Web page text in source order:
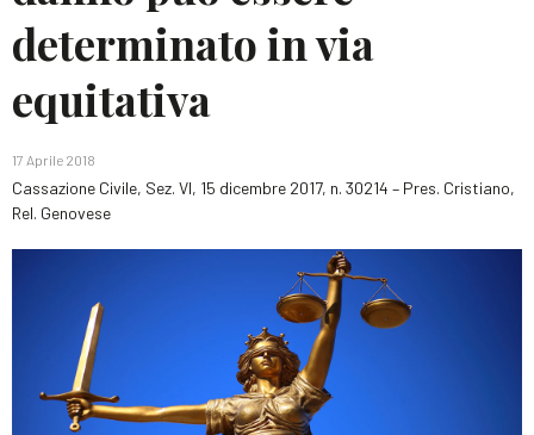
determinato in via
equitativa
17 Aprile 2018
Cassazione Civile, Sez. VI, 15 dicembre 2017, n. 30214 – Pres. Cristiano,
Rel. Genovese